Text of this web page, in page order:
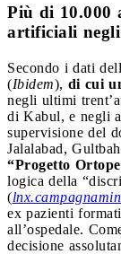
Più di 10.000
artificiali
Secondo i dati
(Ibidem), di cui
negli ultimi
di Kabul, e negli
supervisione del
Jalalabad,
“Progetto
logica della
(
ex pazienti
all’ospedale.
decisione